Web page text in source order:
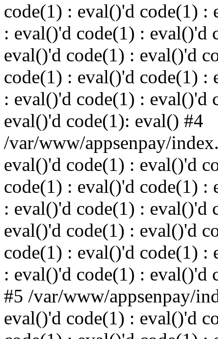
code(1) : eval()'d code(1) :
: eval()'d code(1) : eval()'d
eval()'d code(1) : eval()'d
code(1) : eval()'d code(1) :
: eval()'d code(1) : eval()'d
eval()'d code(1): eval() #4
/var/www/appsenpay/
eval()'d code(1) : eval()'d
code(1) : eval()'d code(1) :
: eval()'d code(1) : eval()'d
eval()'d code(1) : eval()'d
code(1) : eval()'d code(1) :
: eval()'d code(1) : eval()'d
#5 /var/www/appsenpay/
eval()'d code(1) : eval()'d